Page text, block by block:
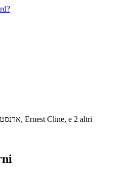
ארנסט, Ernest Cline, e 2 altri